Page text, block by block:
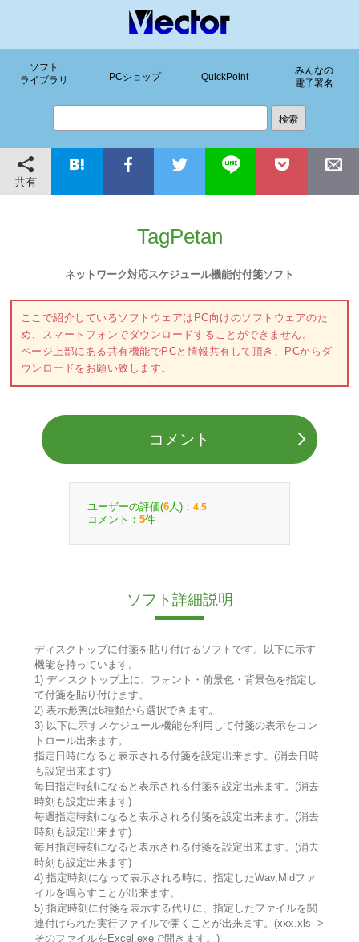
ソフト
ライブラリ
PCショップ QuickPoint
みんなの
電子署名
共有
TagPetan
ネットワーク対応スケジュール機能付付箋ソフト
ここで紹介しているソフトウェアはPC向けのソフトウェアのた
め、スマートフォンでダウンロードすることができません。
ページ上部にある共有機能でPCと情報共有して頂き、PCからダ
ウンロードをお願い致します。
コメント
ユーザーの評価(6 人)： 4.5
コメント： 5件
ソフト詳細説明
ディスクトップに付箋を貼り付けるソフトです。以下に示す
機能を持っています。
1) ディスクトップ上に、フォント・前景色・背景色を指定し
て付箋を貼り付けます。
2) 表示形態は6種類から選択できます。
3) 以下に示すスケジュール機能を利用して付箋の表示をコン
トロール出来ます。
指定日時になると表示される付箋を設定出来ます。(消去日時
も設定出来ます)
毎日指定時刻になると表示される付箋を設定出来ます。(消去
時刻も設定出来ます)
毎週指定時刻になると表示される付箋を設定出来ます。(消去
時刻も設定出来ます)
毎月指定時刻になると表示される付箋を設定出来ます。(消去
時刻も設定出来ます)
4) 指定時刻になって表示される時に、指定したWav,Midファ
イルを鳴らすことが出来ます。
5) 指定時刻に付箋を表示する代りに、指定したファイルを関
連付けられた実行ファイルで開くことが出来ます。(xxx.xls ->
そのファイルをExcel.exeで開きます。)